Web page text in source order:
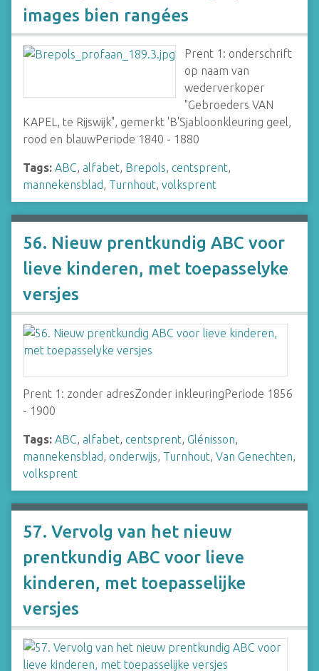
images bien rangées
Prent 1: onderschrift
op naam van
wederverkoper
"Gebroeders VAN
KAPEL, te Rijswijk", gemerkt 'B'Sjabloonkleuring geel,
rood en blauwPeriode 1840 - 1880
Tags: ABC, alfabet, Brepols, centsprent,
mannekensblad, Turnhout, volksprent
56. Nieuw prentkundig ABC voor
lieve kinderen, met toepasselyke
versjes
Prent 1: zonder adresZonder inkleuringPeriode 1856
- 1900
Tags: ABC, alfabet, centsprent, Glénisson,
mannekensblad, onderwijs, Turnhout, Van Genechten,
volksprent
57. Vervolg van het nieuw
prentkundig ABC voor lieve
kinderen, met toepasselijke
versjes